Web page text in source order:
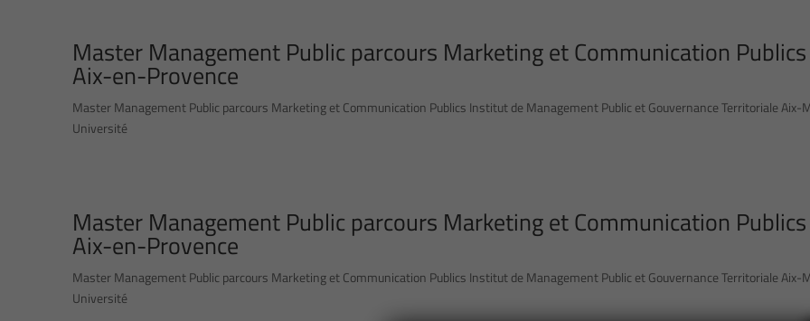
Master Management Public parcours Marketing et Communication
Aix-en-Provence
Master Management Public parcours Marketing et Communication Publics Institut de Management Public et Gouvernance Territoriale Aix-
Université
Master Management Public parcours Marketing et Communication
Aix-en-Provence
Master Management Public parcours Marketing et Communication Publics Institut de Management Public et Gouvernance Territoriale Aix-
Université